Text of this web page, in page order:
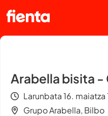
Arabella bisita -
Larunbata 16.
Grupo Arabella, Bilbo